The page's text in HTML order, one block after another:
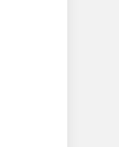
সভাপতি
মারমা
চিঠি